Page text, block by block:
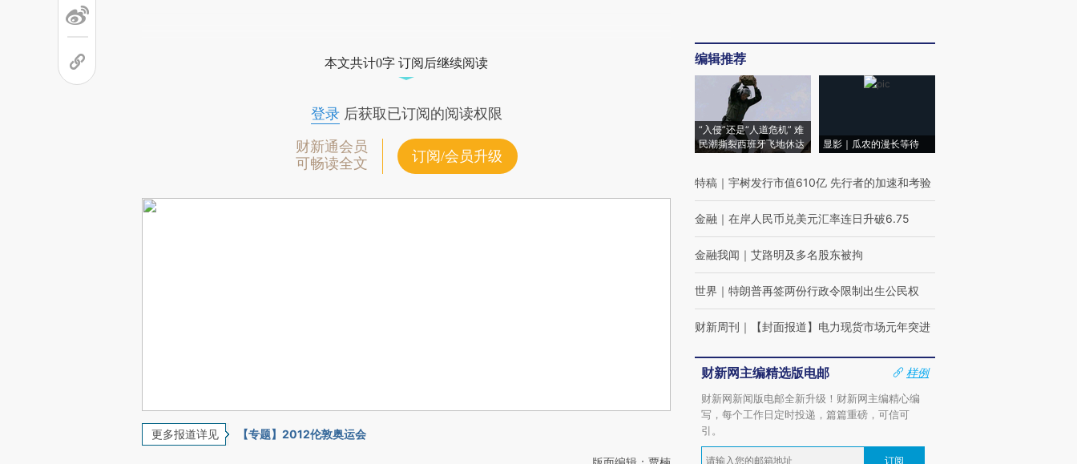
本文共计0字 订阅后继续阅读
登录后获取已订阅的阅读权限
财新通会员
可畅读全文
订阅/会员升级
更多报道详见 【专题】2012伦敦奥运会
编辑推荐
“入侵”还是“人道危机” 难
民潮撕裂西班牙飞地休达
显影｜瓜农的漫长等待
特稿 ｜ 宇树发行市值610亿 先行者的加速和考验
金融 ｜ 在岸人民币兑美元汇率连日升破6.75
金融我闻 ｜ 艾路明及多名股东被拘
世界 ｜ 特朗普再签两份行政令限制出生公民权
财新周刊 ｜ 【封面报道】电力现货市场元年突进
财新网主编精选版电邮
样例
财新网新闻版电邮全新升级！财新网主编精心编
写，每个工作日定时投递，篇篇重磅，可信可
引。
订阅